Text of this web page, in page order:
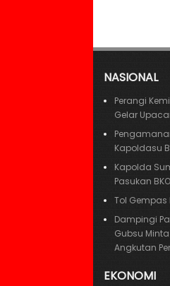
NASIONAL
Perangi
Gelar
Kapoldasu
Kapolda
Pasukan BKO
Tol Gempas
Dampingi
Gubsu
Angkutan
EKONOMI